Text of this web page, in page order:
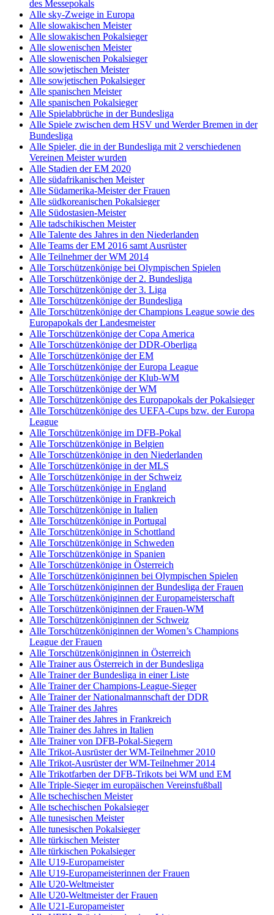
des Messepokals
Alle sky-Zweige in Europa
Alle slowakischen Meister
Alle slowakischen Pokalsieger
Alle slowenischen Meister
Alle slowenischen Pokalsieger
Alle sowjetischen Meister
Alle sowjetischen Pokalsieger
Alle spanischen Meister
Alle spanischen Pokalsieger
Alle Spielabbrüche in der Bundesliga
Alle Spiele zwischen dem HSV und Werder Bremen in der
Bundesliga
Alle Spieler, die in der Bundesliga mit 2 verschiedenen
Vereinen Meister wurden
Alle Stadien der EM 2020
Alle südafrikanischen Meister
Alle Südamerika-Meister der Frauen
Alle südkoreanischen Pokalsieger
Alle Südostasien-Meister
Alle tadschikischen Meister
Alle Talente des Jahres in den Niederlanden
Alle Teams der EM 2016 samt Ausrüster
Alle Teilnehmer der WM 2014
Alle Torschützenkönige bei Olympischen Spielen
Alle Torschützenkönige der 2. Bundesliga
Alle Torschützenkönige der 3. Liga
Alle Torschützenkönige der Bundesliga
Alle Torschützenkönige der Champions League sowie des
Europapokals der Landesmeister
Alle Torschützenkönige der Copa America
Alle Torschützenkönige der DDR-Oberliga
Alle Torschützenkönige der EM
Alle Torschützenkönige der Europa League
Alle Torschützenkönige der Klub-WM
Alle Torschützenkönige der WM
Alle Torschützenkönige des Europapokals der Pokalsieger
Alle Torschützenkönige des UEFA-Cups bzw. der Europa
League
Alle Torschützenkönige im DFB-Pokal
Alle Torschützenkönige in Belgien
Alle Torschützenkönige in den Niederlanden
Alle Torschützenkönige in der MLS
Alle Torschützenkönige in der Schweiz
Alle Torschützenkönige in England
Alle Torschützenkönige in Frankreich
Alle Torschützenkönige in Italien
Alle Torschützenkönige in Portugal
Alle Torschützenkönige in Schottland
Alle Torschützenkönige in Schweden
Alle Torschützenkönige in Spanien
Alle Torschützenkönige in Österreich
Alle Torschützenköniginnen bei Olympischen Spielen
Alle Torschützenköniginnen der Bundesliga der Frauen
Alle Torschützenköniginnen der Europameisterschaft
Alle Torschützenköniginnen der Frauen-WM
Alle Torschützenköniginnen der Schweiz
Alle Torschützenköniginnen der Women’s Champions
League der Frauen
Alle Torschützenköniginnen in Österreich
Alle Trainer aus Österreich in der Bundesliga
Alle Trainer der Bundesliga in einer Liste
Alle Trainer der Champions-League-Sieger
Alle Trainer der Nationalmannschaft der DDR
Alle Trainer des Jahres
Alle Trainer des Jahres in Frankreich
Alle Trainer des Jahres in Italien
Alle Trainer von DFB-Pokal-Siegern
Alle Trikot-Ausrüster der WM-Teilnehmer 2010
Alle Trikot-Ausrüster der WM-Teilnehmer 2014
Alle Trikotfarben der DFB-Trikots bei WM und EM
Alle Triple-Sieger im europäischen Vereinsfußball
Alle tschechischen Meister
Alle tschechischen Pokalsieger
Alle tunesischen Meister
Alle tunesischen Pokalsieger
Alle türkischen Meister
Alle türkischen Pokalsieger
Alle U19-Europameister
Alle U19-Europameisterinnen der Frauen
Alle U20-Weltmeister
Alle U20-Weltmeister der Frauen
Alle U21-Europameister